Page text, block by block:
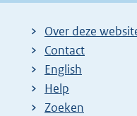
Over deze
Contact
English
Help
Zoeken